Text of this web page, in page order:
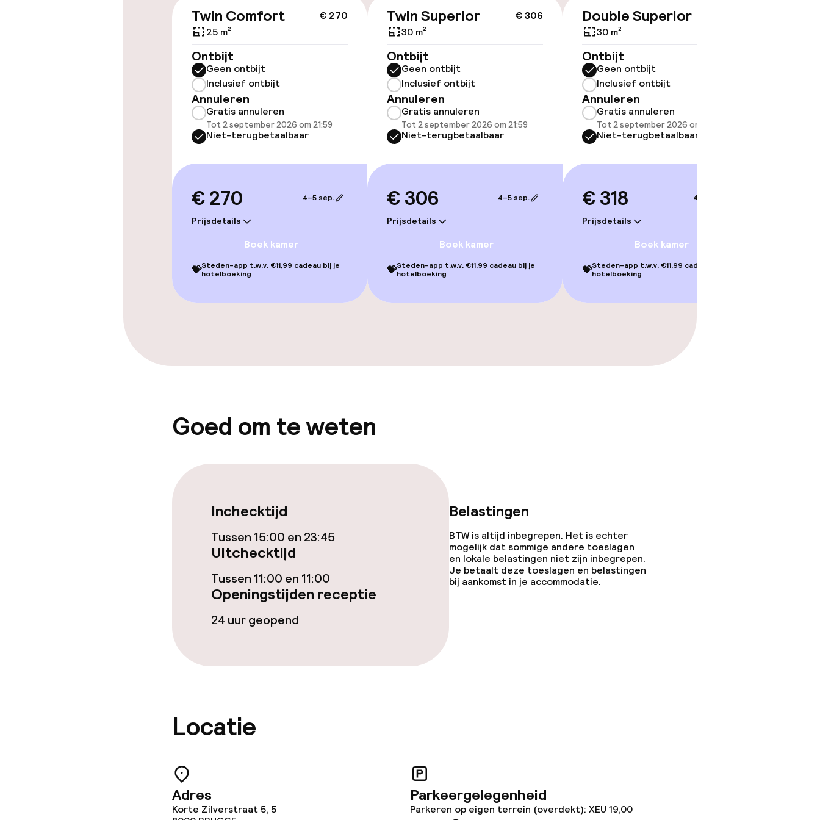
Overal rolstoeltoegankelijk
Lift
Kamers
Familiekamers beschikbaar
Entertainment
Gratis wifi
Eet- en drinkgelegenheden
Schoonmaakvoorzieningen
Beleid
Overal rookvrij
€ 270
Twin Comfort
25 m²
Ontbijt
Geen ontbijt
Inclusief ontbijt
Annuleren
Gratis annuleren
Tot 2 september 2026 om 21:59
Niet-terugbetaalbaar
€ 270
Prijsdetails
4–5 sep.
Boek kamer
💝Steden-app t.w.v. €11,99 cadeau bij je
hotelboeking
€ 306
Twin Superior
30 m²
Ontbijt
Geen ontbijt
Inclusief ontbijt
Annuleren
Gratis annuleren
Tot 2 september 2026 om 21:59
Niet-terugbetaalbaar
€ 306
Prijsdetails
4–5 sep.
Boek kamer
💝Steden-app t.w.v. €11,99 cadeau bij je
hotelboeking
Double Superior
30 m²
Ontbijt
Geen ontbijt
Inclusief ontbijt
Annuleren
Gratis annuleren
Tot 2 september 2026 om 21:59
Niet-terugbetaalbaar
€ 318
Prijsdetails
4–5 sep.
Boek kamer
💝Steden-app t.w.v. €11,99 cadeau bij je
hotelboeking
Goed om te weten
Inchecktijd
Tussen 15:00 en 23:45
Uitchecktijd
Tussen 11:00 en 11:00
Openingstijden receptie
24 uur geopend
Belastingen
BTW is altijd inbegrepen. Het is echter
mogelijk dat sommige andere toeslagen
en lokale belastingen niet zijn inbegrepen.
Je betaalt deze toeslagen en belastingen
bij aankomst in je accommodatie.
Locatie
Adres
Korte Zilverstraat 5, 5
Parkeergelegenheid
Parkeren op eigen terrein (overdekt): XEU 19,00